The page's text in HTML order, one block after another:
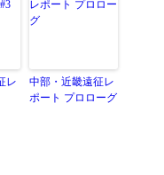
レ
中部・近畿遠征レ
ポート プロローグ